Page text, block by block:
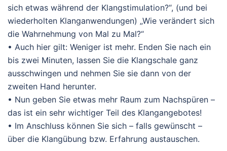
sich etwas während der Klangstimulation?“, (und bei
wiederholten Klanganwendungen) „Wie verändert sich
die Wahrnehmung von Mal zu Mal?“
• Auch hier gilt: Weniger ist mehr. Enden Sie nach ein
bis zwei Minuten, lassen Sie die Klangschale ganz
ausschwingen und nehmen Sie sie dann von der
zweiten Hand herunter.
• Nun geben Sie etwas mehr Raum zum Nachspüren –
das ist ein sehr wichtiger Teil des Klangangebotes!
• Im Anschluss können Sie sich – falls gewünscht –
über die Klangübung bzw. Erfahrung austauschen.